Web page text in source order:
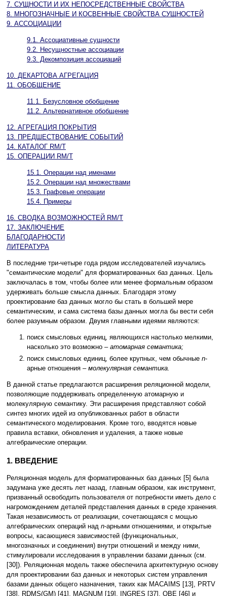
7. СУЩНОСТИ И ИХ НЕПОСРЕДСТВЕННЫЕ СВОЙСТВА
8. МНОГОЗНАЧНЫЕ И КОСВЕННЫЕ СВОЙСТВА СУЩНОСТЕЙ
9. АССОЦИАЦИИ
9.1. Ассоциативные сущности
9.2. Несущностные ассоциации
9.3. Декомпозиция ассоциаций
10. ДЕКАРТОВА АГРЕГАЦИЯ
11. ОБОБЩЕНИЕ
11.1. Безусловное обобщение
11.2. Альтернативное обобщение
12. АГРЕГАЦИЯ ПОКРЫТИЯ
13. ПРЕДШЕСТВОВАНИЕ СОБЫТИЙ
14. КАТАЛОГ RM/T
15. ОПЕРАЦИИ RM/T
15.1. Операции над именами
15.2. Операции над множествами
15.3. Графовые операции
15.4. Примеры
16. СВОДКА ВОЗМОЖНОСТЕЙ RM/T
17. ЗАКЛЮЧЕНИЕ
БЛАГОДАРНОСТИ
ЛИТЕРАТУРА
В последние три-четыре года рядом исследователей изучались
"семантические модели" для форматированных баз данных. Цель
заключалась в том, чтобы более или менее формальным образом
удерживать больше смысла данных. Благодаря этому
проектирование баз данных могло бы стать в большей мере
семантическим, и сама система базы данных могла бы вести себя
более разумным образом. Двумя главными идеями являются:
поиск смысловых единиц, являющихся настолько мелкими,
насколько это возможно – атомарная семантика;
поиск смысловых единиц, более крупных, чем обычные n-
арные отношения – молекулярная семантика.
В данной статье предлагаются расширения реляционной модели,
позволяющие поддерживать определенную атомарную и
молекулярную семантику. Эти расширения представляют собой
синтез многих идей из опубликованных работ в области
семантического моделирования. Кроме того, вводятся новые
правила вставки, обновления и удаления, а также новые
алгебраические операции.
1. ВВЕДЕНИЕ
Реляционная модель для форматированных баз данных [5] была
задумана уже десять лет назад, главным образом, как инструмент,
призванный освободить пользователя от потребности иметь дело с
нагромождением деталей представления данных в среде хранения.
Такая независимость от реализации, сочетающаяся с мощью
алгебраических операций над n-арными отношениями, и открытые
вопросы, касающиеся зависимостей (функциональных,
многозначных и соединения) внутри отношений и между ними,
стимулировали исследования в управлении базами данных (см.
[30]). Реляционная модель также обеспечила архитектурную основу
для проектировании баз данных и некоторых систем управления
базами данных общего назначения, таких как MACAIMS [13], PRTV
[38], RDMS(GM) [41], MAGNUM [19], INGRES [37], QBE [46] и